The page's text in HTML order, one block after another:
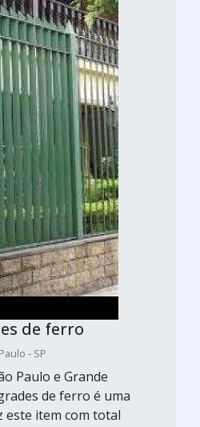
de ferro
- SP
Paulo e Grande
de ferro é uma
este item com total